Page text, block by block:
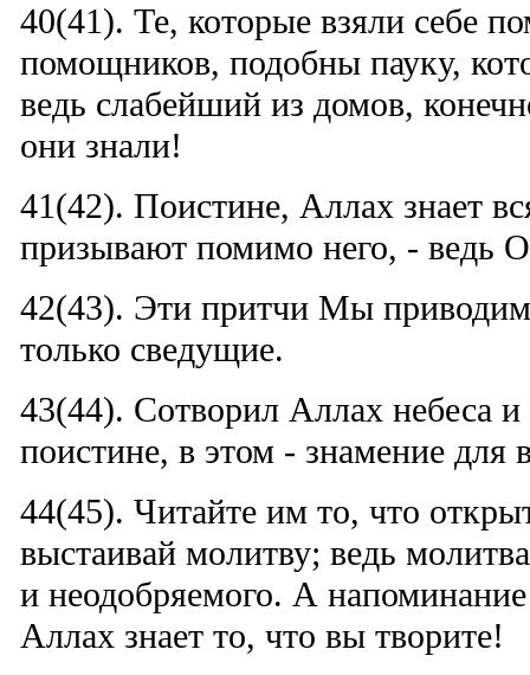
40(41). Те, которые взяли себе
помощников, подобны пауку,
ведь слабейший из домов,
они знали!
41(42). Поистине, Аллах знает
призывают помимо него, - ведь
42(43). Эти притчи Мы
только сведущие.
43(44). Сотворил Аллах небеса
поистине, в этом - знамение
44(45). Читайте им то, что
выстаивай молитву; ведь
и неодобряемого. А
Аллах знает то, что вы творите!